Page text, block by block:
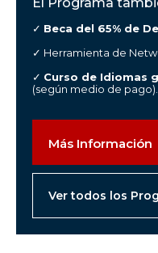
✓ Beca del 65% de
✓ Herramienta de
✓ Curso de Idiomas
(según medio de pago).
Más Información
Ver todos los